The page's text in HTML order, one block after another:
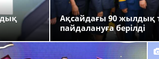
Ақсайдағы 90 жылдық
пайдалануға берілді